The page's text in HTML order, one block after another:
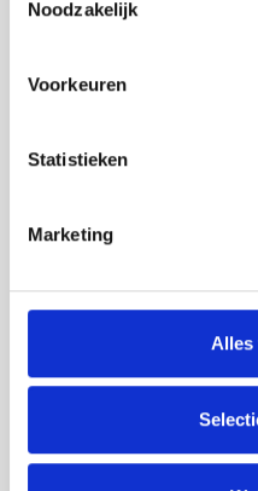
Noodzakelijk
Voorkeuren
Statistieken
Marketing
Alles
Hoge
ervoor te zorgen
Aanbevelingen
:
komen bij ons
Wat Onze
Zeggen
Wij zijn trots op de
ontvangen van onze